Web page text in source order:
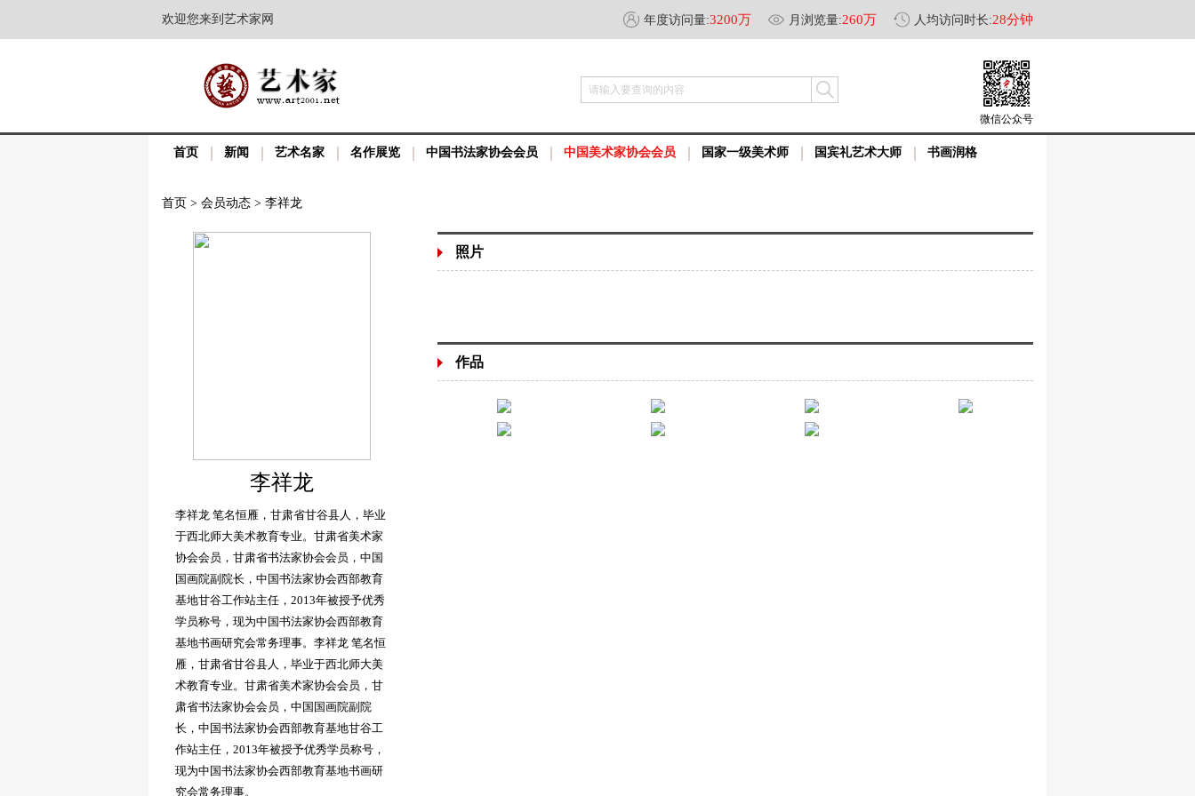
欢迎您来到艺术家网 年度访问量:3200万 月浏览量:260万 人均访问时长:28分钟
请输入要查询的内容
微信公众号
首页 新闻 艺术名家 名作展览 中国书法家协会会员 中国美术家协会会员 国家一级美术师 国宾礼艺术大师 书画润格
首页 > 会员动态 > 李祥龙
李祥龙
李祥龙 笔名恒雁，甘肃省甘谷县人，毕业
于西北师大美术教育专业。甘肃省美术家
协会会员，甘肃省书法家协会会员，中国
国画院副院长，中国书法家协会西部教育
基地甘谷工作站主任，2013年被授予优秀
学员称号，现为中国书法家协会西部教育
基地书画研究会常务理事。李祥龙 笔名恒
雁，甘肃省甘谷县人，毕业于西北师大美
术教育专业。甘肃省美术家协会会员，甘
肃省书法家协会会员，中国国画院副院
长，中国书法家协会西部教育基地甘谷工
作站主任，2013年被授予优秀学员称号，
现为中国书法家协会西部教育基地书画研
究会常务理事。
照片
作品